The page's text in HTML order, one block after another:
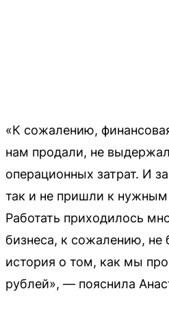
«К сожалению,
нам продали, не
операционных затрат. И
так и не пришли к нужным
Работать приходилось
бизнеса, к сожалению, не
история о том, как мы
рублей», — пояснила